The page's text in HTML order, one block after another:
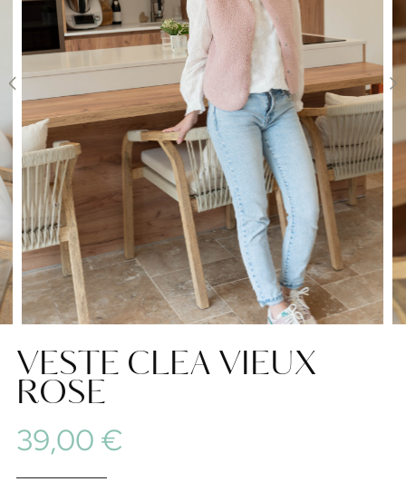
VESTE CLEA VIEUX
ROSE
39,00 €